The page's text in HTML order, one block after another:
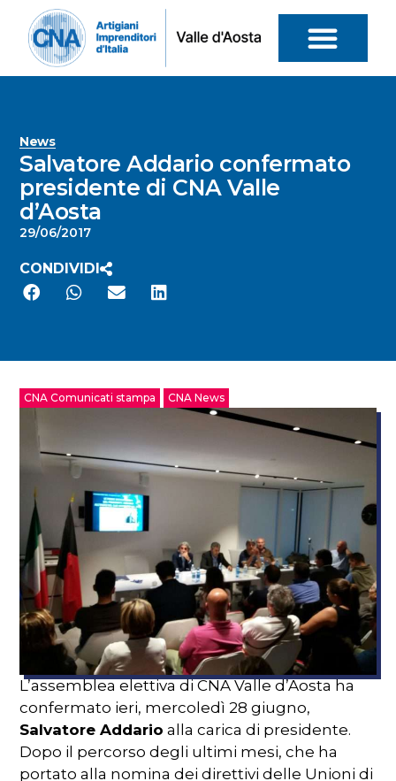
News
Salvatore Addario confermato
presidente di CNA Valle
d’Aosta
29/06/2017
CONDIVIDI
CNA Comunicati stampa CNA News
L’assemblea elettiva di CNA Valle d’Aosta ha
confermato ieri, mercoledì 28 giugno,
Salvatore Addario alla carica di presidente.
Dopo il percorso degli ultimi mesi, che ha
portato alla nomina dei direttivi delle Unioni di